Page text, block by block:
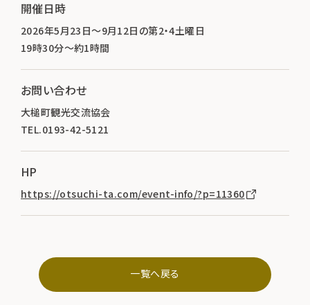
開催日時
2026年5月23日〜9月12日の第2・4土曜日
19時30分〜約1時間
お問い合わせ
大槌町観光交流協会
TEL.0193-42-5121
HP
https://otsuchi-ta.com/event-info/?p=11360
一覧へ戻る